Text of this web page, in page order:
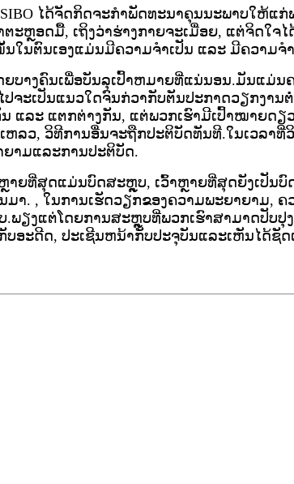
ໄດ້ຈັດກິດຈະກຳພັດທະນາຄຸນນະພາບໃຫ້ແ
ຫຼອດມື້, ເຖິງວ່າຮ່າງກາຍຈະເມື່ອຍ, ແຕ່ຈິດໃ
ຕົນເອງແມ່ນມີຄວາມຈຳເປັນ ແລະ ມີຄວາມຈຳ
ບາງຄົນເພື່ອບັນລຸເປົ້າຫມາຍທີ່ແນ່ນອນ.ມັນແມ່
ະເປັນແນວໃດຈົນກ່ວາກັບຕັນປະກາດວຽກງາ
ແລະ ​ແຕກ​ຕ່າງ​ກັນ, ​ແຕ່​ພວກ​ເຮົາ​ມີ​ເປົ້າ​ໝາຍ​ດ
ລວ, ວິທີການອື່ນຈະຖືກປະຕິບັດທັນທີ.ໃນເວລາ
ຍາມແລະການປະຕິບັດ.
ຍທີ່ສຸດແມ່ນບົດສະຫຼຸບ, ເວົ້າຫຼາຍທີ່ສຸດຍັງເປັນ
າ. , ໃນການເຮັດວຽກຂອງຄວາມພະຍາຍາມ,
ພຽງ​ແຕ່​ໂດຍ​ການ​ສະ​ຫຼຸບ​ທີ່​ພວກ​ເຮົາ​ສາ​ມາດ​ປັບ​
ະດີດ, ປະເຊີນຫນ້າກັບປະຈຸບັນແລະເຫັນໄດ້ຊັ